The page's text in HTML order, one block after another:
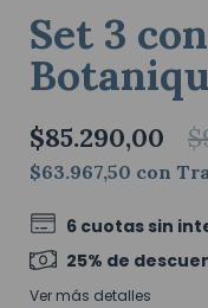
Set 3
$85.290,00
$63.967,50 con
6 cuotas sin
25% de
Ver más detalles